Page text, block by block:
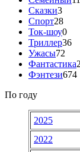
Сказки3
Спорт28
Ток-шоу0
Триллер36
Ужасы72
Фантастика
Фэнтези674
По году
2025
2022